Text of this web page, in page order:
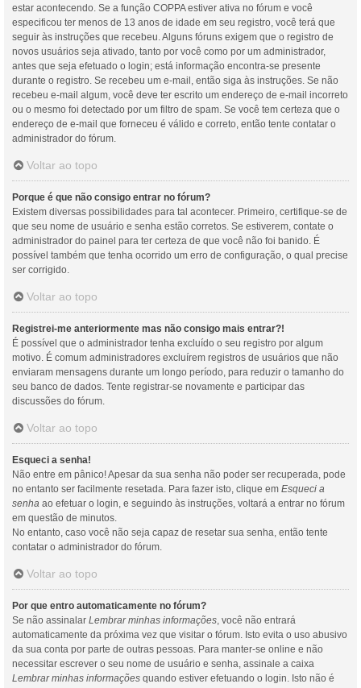
estar acontecendo. Se a função COPPA estiver ativa no fórum e você
especificou ter menos de 13 anos de idade em seu registro, você terá que
seguir às instruções que recebeu. Alguns fóruns exigem que o registro de
novos usuários seja ativado, tanto por você como por um administrador,
antes que seja efetuado o login; está informação encontra-se presente
durante o registro. Se recebeu um e-mail, então siga às instruções. Se não
recebeu e-mail algum, você deve ter escrito um endereço de e-mail incorreto
ou o mesmo foi detectado por um filtro de spam. Se você tem certeza que o
endereço de e-mail que forneceu é válido e correto, então tente contatar o
administrador do fórum.
Voltar ao topo
Porque é que não consigo entrar no fórum?
Existem diversas possibilidades para tal acontecer. Primeiro, certifique-se de
que seu nome de usuário e senha estão corretos. Se estiverem, contate o
administrador do painel para ter certeza de que você não foi banido. É
possível também que tenha ocorrido um erro de configuração, o qual precise
ser corrigido.
Voltar ao topo
Registrei-me anteriormente mas não consigo mais entrar?!
É possível que o administrador tenha excluído o seu registro por algum
motivo. É comum administradores excluírem registros de usuários que não
enviaram mensagens durante um longo período, para reduzir o tamanho do
seu banco de dados. Tente registrar-se novamente e participar das
discussões do fórum.
Voltar ao topo
Esqueci a senha!
Não entre em pânico! Apesar da sua senha não poder ser recuperada, pode
no entanto ser facilmente resetada. Para fazer isto, clique em Esqueci a
senha ao efetuar o login, e seguindo às instruções, voltará a entrar no fórum
em questão de minutos.
No entanto, caso você não seja capaz de resetar sua senha, então tente
contatar o administrador do fórum.
Voltar ao topo
Por que entro automaticamente no fórum?
Se não assinalar Lembrar minhas informações, você não entrará
automaticamente da próxima vez que visitar o fórum. Isto evita o uso abusivo
da sua conta por parte de outras pessoas. Para manter-se online e não
necessitar escrever o seu nome de usuário e senha, assinale a caixa
Lembrar minhas informações quando estiver efetuando o login. Isto não é